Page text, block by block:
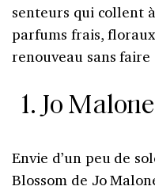
senteurs qui collent
parfums frais,
renouveau sans faire
1. Jo
Envie d’un peu de
Blossom de Jo